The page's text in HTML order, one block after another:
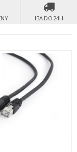
IBA DO 24H